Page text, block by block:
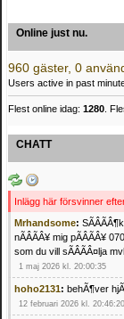
Online just nu.
960 gäster, 0
Users active in past
Flest online idag: 1280 .
CHATT
Inlägg här försvinner
Mrhandsome:
nÃÂÃÂ¥ mig
som du vill sÃÂÃÂ¤lja
1 maj 2026 kl. 20:00:35
hoho2131: behÃ¶ver
12 februari 2026 kl. 20:46:20